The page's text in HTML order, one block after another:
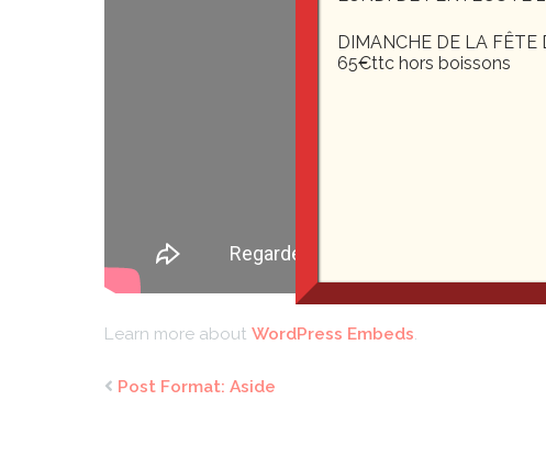
Learn more about WordPress Embeds
Post Format: Aside
DIMANCHE DE LA
65€ttc hors boissons